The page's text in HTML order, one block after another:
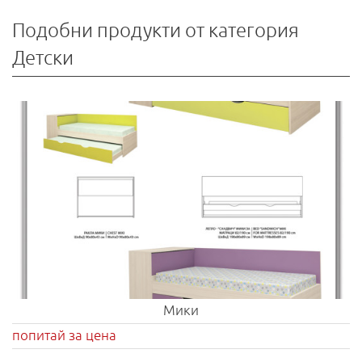
Подобни продукти от категория
Детски
Мики
попитай за цена